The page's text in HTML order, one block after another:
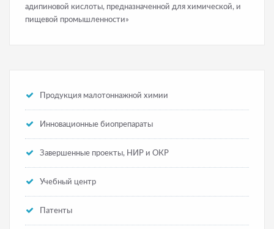
адипиновой кислоты, предназначенной для химической, и
пищевой промышленности»
Продукция малотоннажной химии
Инновационные биопрепараты
Завершенные проекты, НИР и ОКР
Учебный центр
Патенты